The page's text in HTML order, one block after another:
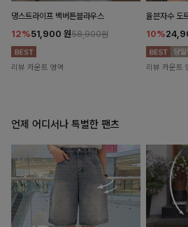
댕스트라이프 백버튼블라우스
12%51,900 원58,900원
리뷰 카운트 영역
율븐자수 도
10%
리뷰 카운트
언제 어디서나 특별한 팬츠